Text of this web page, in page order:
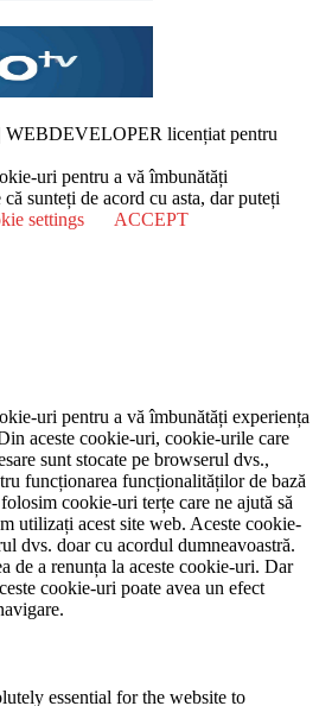
WEBDEVELOPER licențiat pentru
uri pentru a vă îmbunătăți
sunteți de acord cu asta, dar puteți
settings
ACCEPT
uri pentru a vă îmbunătăți experiența
aceste cookie-uri, cookie-urile care
sunt stocate pe browserul dvs.,
funcționarea funcționalităților de bază
cookie-uri terțe care ne ajută să
utilizați acest site web. Aceste cookie-
dvs. doar cu acordul dumneavoastră.
de a renunța la aceste cookie-uri. Dar
cookie-uri poate avea un efect
essential for the website to